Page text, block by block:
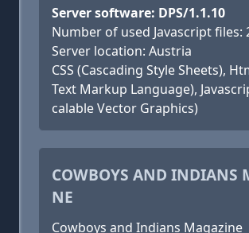
Server software: DPS/1.1.10
Number of used Javascript files:
Server location: Austria
CSS (Cascading Style Sheets),
Text Markup Language),
calable Vector Graphics)
COWBOYS AND INDIANS
NE
Cowboys and Indians Magazine